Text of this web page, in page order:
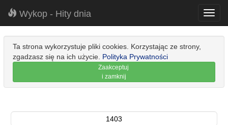
Wykop - Hity dnia
Ta strona wykorzystuje pliki cookies. Korzystając ze strony,
zgadzasz się na ich użycie. Polityka Prywatności
Zaakceptuj
i zamknij
1403